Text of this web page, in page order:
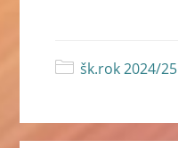
šk.rok 2024/25